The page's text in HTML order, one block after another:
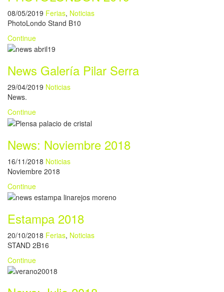
08/05/2019 Ferias, Noticias
PhotoLondo Stand B10
Continue
News Galería Pilar Serra
29/04/2019 Noticias
News.
Continue
News: Noviembre 2018
16/11/2018 Noticias
Noviembre 2018
Continue
Estampa 2018
20/10/2018 Ferias, Noticias
STAND 2B16
Continue